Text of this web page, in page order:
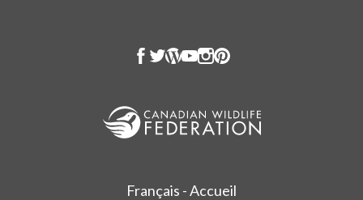
Français - Accueil